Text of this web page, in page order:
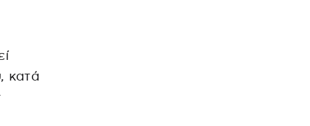
κατά